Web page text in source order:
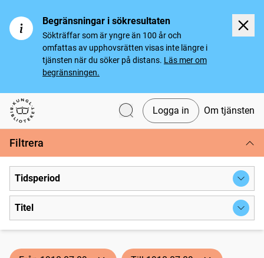
Begränsningar i sökresultaten
Sökträffar som är yngre än 100 år och
omfattas av upphovsrätten visas inte längre i
tjänsten när du söker på distans. Läs mer om
begränsningen.
Svenska tidningar
Logga in Om tjänsten
Filtrera
Tidsperiod
Titel